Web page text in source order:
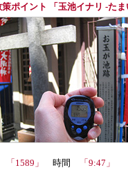
策ポイント 「玉池イナリ -た
「1589」 時間 「9:47」